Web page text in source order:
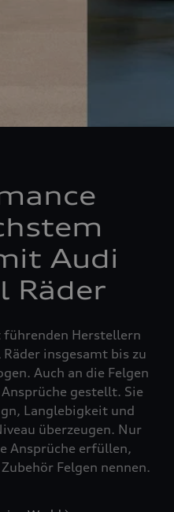
Audi
Räder
Herstellern
insgesamt bis zu
Auch an die Felgen
gestellt. Sie
Langlebigkeit und
überzeugen. Nur
Ansprüche erfüllen,
Felgen nennen.